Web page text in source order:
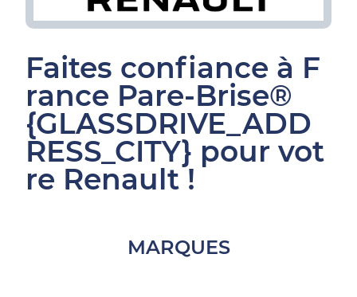
Faites confiance à F
rance Pare-Brise®
{GLASSDRIVE_ADD
RESS_CITY} pour vot
re Renault !
MARQUES